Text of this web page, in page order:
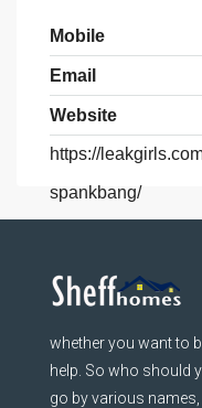
Mobile
Email
Website
https://
spankbang/
whether you want to
help. So who should
go by various